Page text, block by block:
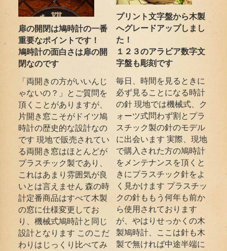
扉の開閉は鳩時計の一番
重要なポイントです！
鳩時計の面白さは扉の開
閉なのです
「両開きの方がいいんじ
ゃないの？」とご質問を
頂くことがありますが、
片開き窓こそがドイツ鳩
時計の歴史的な設計なの
です 現地で販売されてい
る両開き窓はほとんどが
プラスチック製であり、
これはあまり雰囲気が良
いとは言えません 森の時
計定番商品はすべて木製
の窓に仕様変更してお
り、機械式鳩時計と同じ
設計となります このこだ
わりはじっくり比べてみ
プリント文字盤から木製
へグレードアップしまし
た！
１２３のアラビア数字文
字盤も彫刻です
毎日、時間を見るときに
必ず見ることになる時計
の針 現地では機械式、ク
ォーツ式問わず割とプラ
スチック製の針のモデル
に出会います 実際、現地
で購入された方の鳩時計
をメンテナンスを頂くと
きにプラスチック針をよ
く見かけます プラスチッ
クの針ももう何年も前か
ら使用されております
が、やはりせっかくの木
製鳩時計、ここは針も木
製で無ければ中途半端に